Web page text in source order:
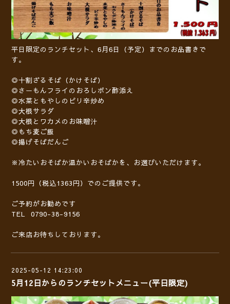
平日限定のランチセット、6月6日（予定）までのお品書きで
す。
◎十割ざるそば（かけそば）
◎さーもんフライのおろしポン酢添え
◎水菜ともやしのピリ辛炒め
◎大根サラダ
◎大根とワカメのお味噌汁
◎もち麦ご飯
◎揚げそばだんご
※冷たいおそばか温かいおそばかを、お選びいただけます。
1500円（税込1363円）でのご提供です。
ご予約がお勧めです
TEL 0790-38-9156
ご来店お待ちしております。
2025-05-12 14:23:00
5月12日からのランチセットメニュー(平日限定)